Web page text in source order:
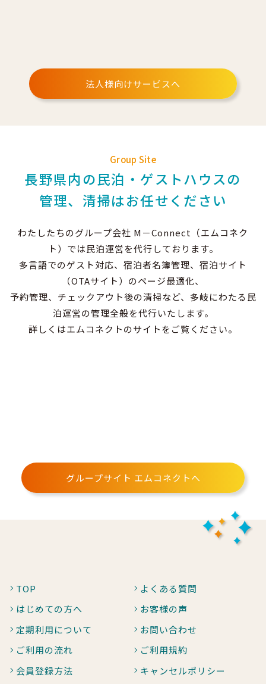
法人様向けサービスへ
Group Site
長野県内の民泊・ゲストハウスの
管理、清掃はお任せください
わたしたちのグループ会社 M－Connect（エムコネク
ト）では民泊運営を代行しております。
多言語でのゲスト対応、宿泊者名簿管理、宿泊サイト
（OTAサイト）のページ最適化、
予約管理、チェックアウト後の清掃など、多岐にわたる民
泊運営の管理全般を代行いたします。
詳しくはエムコネクトのサイトをご覧ください。
グループサイト エムコネクトへ
TOP
はじめての方へ
定期利用について
ご利用の流れ
会員登録方法
よくある質問
お客様の声
お問い合わせ
ご利用規約
キャンセルポリシー